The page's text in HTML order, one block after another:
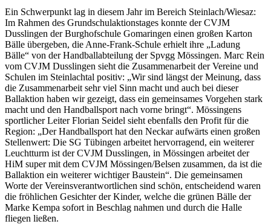
Ein Schwerpunkt lag in diesem Jahr im Bereich Steinlach/Wiesaz:
Im Rahmen des Grundschulaktionstages konnte der CVJM
Dusslingen der Burghofschule Gomaringen einen großen Karton
Bälle übergeben, die Anne-Frank-Schule erhielt ihre „Ladung
Bälle“ von der Handballabteilung der Spvgg Mössingen. Marc Rein
vom CVJM Dusslingen sieht die Zusammenarbeit der Vereine und
Schulen im Steinlachtal positiv: „Wir sind längst der Meinung, dass
die Zusammenarbeit sehr viel Sinn macht und auch bei dieser
Ballaktion haben wir gezeigt, dass ein gemeinsames Vorgehen stark
macht und den Handballsport nach vorne bringt“. Mössingens
sportlicher Leiter Florian Seidel sieht ebenfalls den Profit für die
Region: „Der Handballsport hat den Neckar aufwärts einen großen
Stellenwert: Die SG Tübingen arbeitet hervorragend, ein weiterer
Leuchtturm ist der CVJM Dusslingen, in Mössingen arbeitet der
HiM super mit dem CVJM Mössingen/Belsen zusammen, da ist die
Ballaktion ein weiterer wichtiger Baustein“. Die gemeinsamen
Worte der Vereinsverantwortlichen sind schön, entscheidend waren
die fröhlichen Gesichter der Kinder, welche die grünen Bälle der
Marke Kempa sofort in Beschlag nahmen und durch die Halle
fliegen ließen.